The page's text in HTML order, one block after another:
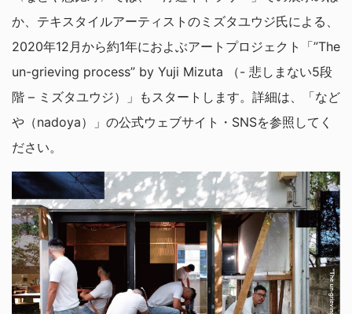
か、テキスタイルアーティストのミズタユウジ氏による、
2020年12月から約1年におよぶアートプロジェクト「”The
un-grieving process” by Yuji Mizuta （- 悲しまない5段
階 – ミズタユウジ）」もスタートします。詳細は、「など
や（nadoya）」の公式ウェブサイト・SNSを参照してく
ださい。